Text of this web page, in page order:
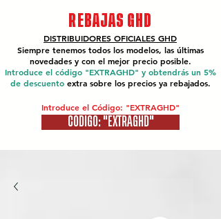
REBAJAS GHD
DISTRIBUIDORES OFICIALES GHD
Siempre tenemos todos los modelos, las últimas
novedades y con el mejor precio posible.
Introduce el código "EXTRAGHD" y obtendrás un 5%
de descuento extra sobre los precios ya rebajados.
Introduce el Código: "EXTRAGHD"
CÓDIGO: "EXTRAGHD"